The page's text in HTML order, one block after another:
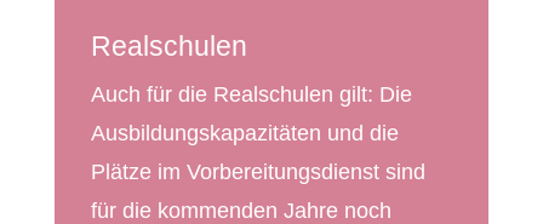
Realschulen
Auch für die Realschulen gilt: Die
Ausbildungskapazitäten und die
Plätze im Vorbereitungsdienst sind
für die kommenden Jahre noch